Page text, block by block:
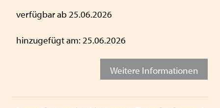
verfügbar ab 25.06.2026
hinzugefügt am: 25.06.2026
Weitere Informationen